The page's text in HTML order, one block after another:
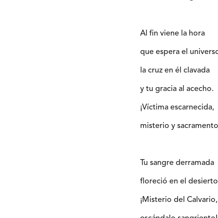
Al fin viene la hora
que espera el
la cruz en él clavada
y tu gracia al acecho.
¡Víctima escarnecida,
misterio y
Tu sangre derramada
floreció en el
¡Misterio del Calvario,